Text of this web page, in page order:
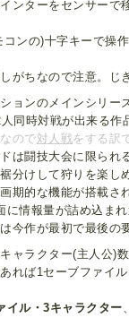
ンターをセンサーで
ンの)十字キーで操
がちなので注意。じ
ョンのメインシリー
同時対戦が出来る作
ので対人戦をする訳
は闘技大会に限られ
分けして狩りを楽し
期的な機能が搭載さ
に情報量が詰め込ま
今作が最初で最後の
ャラクター(主人公)数
れば1セーブファイ
イル・3キャラクター